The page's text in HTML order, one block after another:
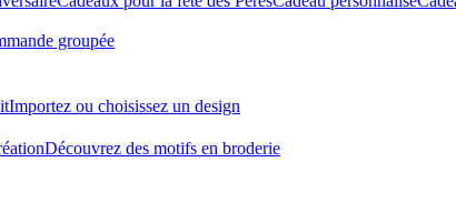
groupée
Importez ou choisissez un design
Découvrez des motifs en broderie